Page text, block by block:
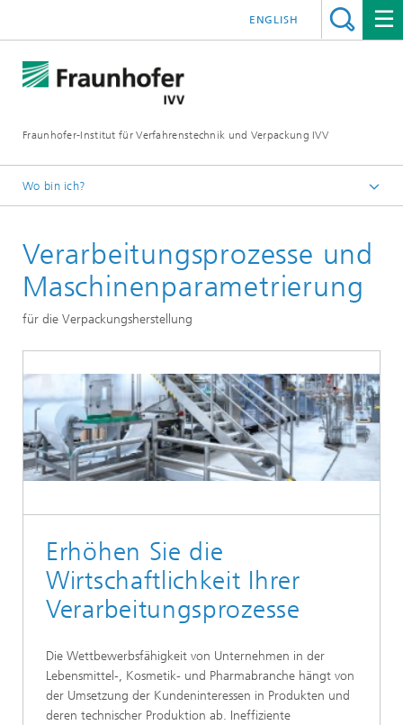
Fraunhofer-Institut für Verfahrenstechnik und Verpackung IVV
ENGLISH
Wo bin ich?
Verarbeitungsmaschinen
Verarbeitungsprozesse und
Maschinenparametrierung
für die Verpackungsherstellung
Erhöhen Sie die
Wirtschaftlichkeit Ihrer
Verarbeitungsprozesse
Die Wettbewerbsfähigkeit von Unternehmen in der
Lebensmittel-, Kosmetik- und Pharmabranche hängt von
der Umsetzung der Kundeninteressen in Produkten und
deren technischer Produktion ab. Ineffiziente